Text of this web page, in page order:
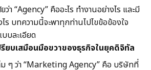
า “Agency” คืออะไร ทำงานอย่างไร และมี
ร บทความนี้จะพาทุกท่านไปไขข้อข้องใจ
บละเอียด
รียบเสมือนมือขวาของธุรกิจในยุคดิจิทัล
ม ๆ ว่า “Marketing Agency” คือ บริษัทที่